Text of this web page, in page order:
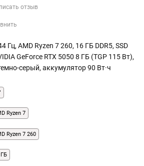
отзыв
Гц, AMD Ryzen 7 260, 16 ГБ DDR5, SSD
GeForce RTX 5050 8 ГБ (TGP 115 Вт),
серый, аккумулятор 90 Вт·ч
Ryzen 7
Ryzen 7 260
ГБ